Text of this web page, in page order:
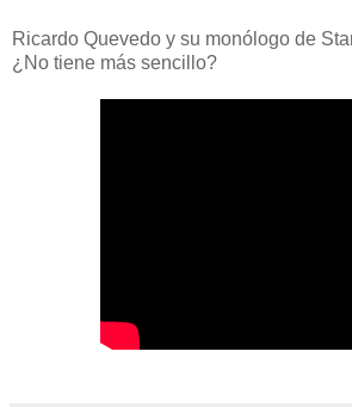
Ricardo Quevedo y su monólogo de
¿No tiene más sencillo?